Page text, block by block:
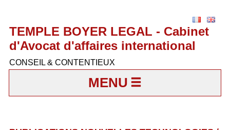
TEMPLE BOYER LEGAL - Cabinet
d'Avocat d'affaires international
CONSEIL & CONTENTIEUX
MENU